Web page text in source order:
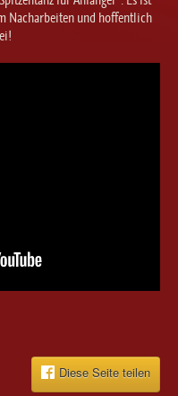
Nacharbeiten und hoffentlich
Diese Seite teilen